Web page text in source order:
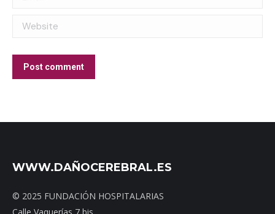
Website
Post comment
WWW.DAÑOCEREBRAL.ES
© 2025 FUNDACIÓN HOSPITALARIAS